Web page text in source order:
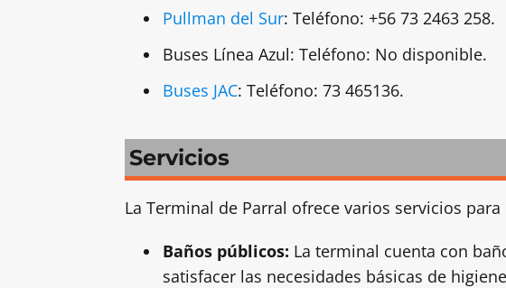
Pullman del Sur: Teléfono: +56 73 2463 258.
Buses Línea Azul: Teléfono: No disponible.
Buses JAC: Teléfono: 73 465136.
Servicios
La Terminal de Parral ofrece varios servicios
Baños públicos: La terminal cuenta con
satisfacer las necesidades básicas de